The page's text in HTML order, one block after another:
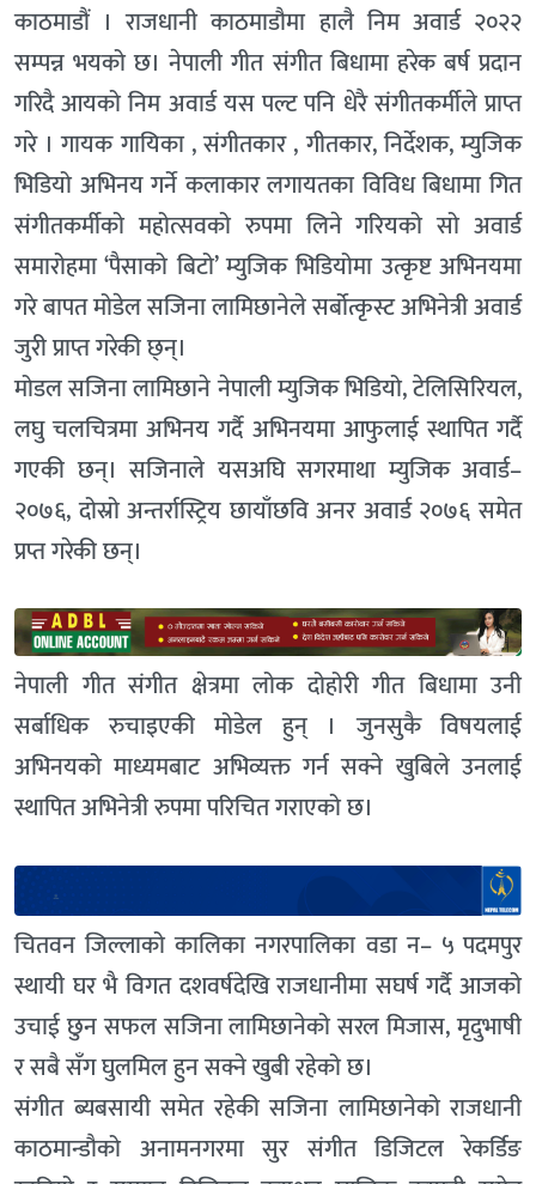
काठमाडौं । राजधानी काठमाडौमा हालै निम अवार्ड २०२२
सम्पन्न भयको छ। नेपाली गीत संगीत बिधामा हरेक बर्ष प्रदान
गरिदै आयको निम अवार्ड यस पल्ट पनि धेरै संगीतकर्मीले प्राप्त
गरे । गायक गायिका , संगीतकार , गीतकार, निर्देशक, म्युजिक
भिडियो अभिनय गर्ने कलाकार लगायतका विविध बिधामा गित
संगीतकर्मीको महोत्सवको रुपमा लिने गरियको सो अवार्ड
समारोहमा ‘पैसाको बिटो’ म्युजिक भिडियोमा उत्कृष्ट अभिनयमा
गरे बापत मोडेल सजिना लामिछानेले सर्बोत्कृस्ट अभिनेत्री अवार्ड
जुरी प्राप्त गरेकी छ्न्।
मोडल सजिना लामिछाने नेपाली म्युजिक भिडियो, टेलिसिरियल,
लघु चलचित्रमा अभिनय गर्दै अभिनयमा आफुलाई स्थापित गर्दै
गएकी छन्। सजिनाले यसअघि सगरमाथा म्युजिक अवार्ड–
२०७६, दोस्रो अन्तर्रास्ट्रिय छायाँछवि अनर अवार्ड २०७६ समेत
प्रप्त गरेकी छन्।
नेपाली गीत संगीत क्षेत्रमा लोक दोहोरी गीत बिधामा उनी
सर्बाधिक रुचाइएकी मोडेल हुन् । जुनसुकै विषयलाई
अभिनयको माध्यमबाट अभिव्यक्त गर्न सक्ने खुबिले उनलाई
स्थापित अभिनेत्री रुपमा परिचित गराएको छ।
चितवन जिल्लाको कालिका नगरपालिका वडा न– ५ पदमपुर
स्थायी घर भै विगत दशवर्षदेखि राजधानीमा सघर्ष गर्दै आजको
उचाई छुन सफल सजिना लामिछानेको सरल मिजास, मृदुभाषी
र सबै सँग घुलमिल हुन सक्ने खुबी रहेको छ।
संगीत ब्यबसायी समेत रहेकी सजिना लामिछानेको राजधानी
काठमान्डौको अनामनगरमा सुर संगीत डिजिटल रेकर्डिङ